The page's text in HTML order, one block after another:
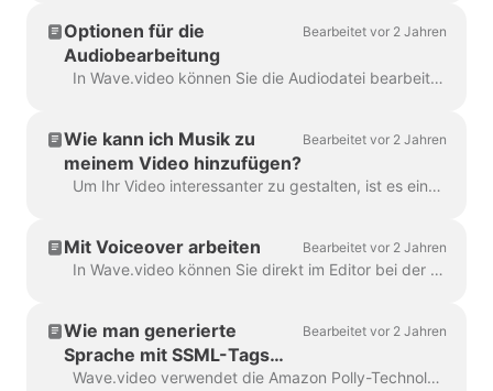
Optionen für die
Audiobearbeitung
Bearbeitet vor 2 Jahren
In Wave.video können Sie die Audiodatei bearbeiten. Hier sind die verfügbaren Bearbeitungsoptionen: Schneiden der Audiodatei Ändern der Lautstärke Hinzufügen eines Einblend-/Ausblendeffekts...
Wie kann ich Musik zu
meinem Video hinzufügen?
Bearbeitet vor 2 Jahren
Um Ihr Video interessanter zu gestalten, ist es eine gute Idee, eine Tonspur hinzuzufügen. Um Musik oder andere Audiodaten hinzuzufügen, klicken Sie auf die Audiospur in der Zeitleiste ...
Mit Voiceover arbeiten Bearbeitet vor 2 Jahren
In Wave.video können Sie direkt im Editor bei der Erstellung Ihres Videos einen Voiceover aufnehmen. Klicken Sie auf die Audiospur und wählen Sie Stimme aufnehmen: Voiceover 7...
Wie man generierte
Sprache mit SSML-Tags
anpasst
Bearbeitet vor 2 Jahren
Wave.video verwendet die Amazon Polly-Technologie, um Audiospuren aus Text zu generieren. Manchmal ist das Standard-Ergebnis nicht einwandfrei, und Sie möchten vielleicht...